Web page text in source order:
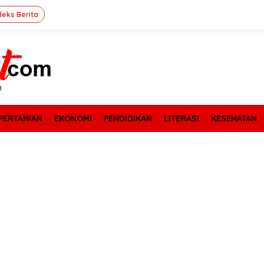
Berita
EKONOMI PENDIDIKAN LITERASI KESEHATAN